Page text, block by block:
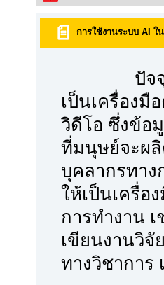
การใช้งานระบบ AI ใ
ปัจจุบัน
เป็นเครื่องมื
วิดีโอ ซึ่งข้อ
ที่มนุษย์จะผลิ
บุคลากรทาง
ให้เป็นเครื่อ
การทำงาน
เขียนงานวิจั
ทางวิชาการ